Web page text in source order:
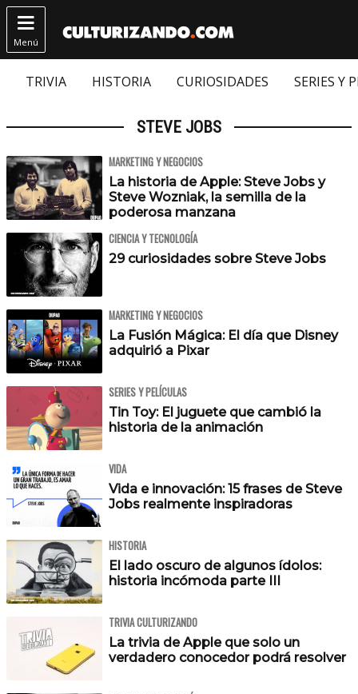

Menú
TRIVIA HISTORIA CURIOSIDADES SERIES Y
STEVE JOBS
MARKETING Y NEGOCIOS
La historia de Apple: Steve Jobs y
Steve Wozniak, la semilla de la
poderosa manzana
CIENCIA Y TECNOLOGÍA
29 curiosidades sobre Steve Jobs
MARKETING Y NEGOCIOS
La Fusión Mágica: El día que Disney
adquirió a Pixar
SERIES Y PELÍCULAS
Tin Toy: El juguete que cambió la
historia de la animación
VIDA
Vida e innovación: 15 frases de Steve
Jobs realmente inspiradoras
HISTORIA
El lado oscuro de algunos ídolos:
historia incómoda parte III
TRIVIA CULTURIZANDO
La trivia de Apple que solo un
verdadero conocedor podrá resolver